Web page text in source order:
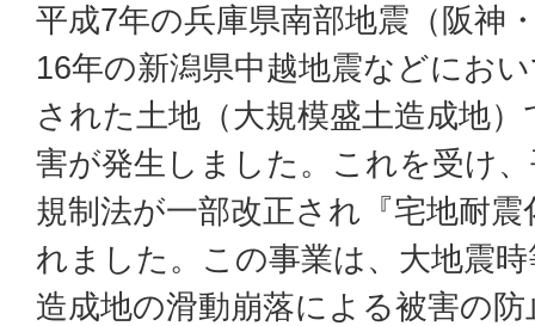
平成7年の兵庫県南部地震（阪神
16年の新潟県中越地震などにお
された土地（大規模盛土造成地
害が発生しました。これを受け
規制法が一部改正され『宅地耐
れました。この事業は、大地震
造成地の滑動崩落による被害の